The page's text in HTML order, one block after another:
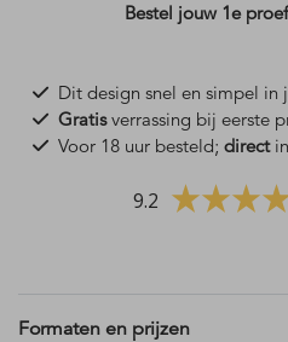
Bestel jouw 1e
Dit design snel en simpel in
Gratisverrassing bij eerste
Voor 18 uur besteld; direct
9.2
Formaten en prijzen